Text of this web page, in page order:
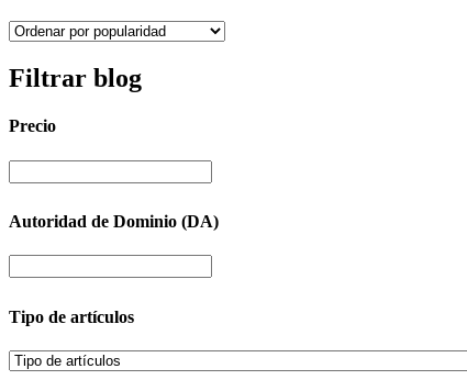
Filtrar blog
Precio
Autoridad de Dominio (DA)
Tipo de artículos